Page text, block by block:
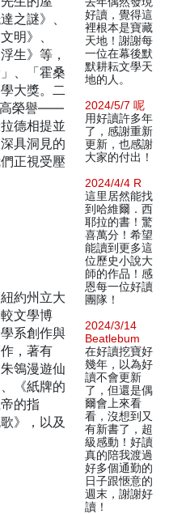
之謎》、
明》、
生》等，
、「霍桑
大獎。二
高榮譽——
德相提並
具洞見的
正視受壓
約州立大
文學博
系創作與
，著有
鴒漫遊仙
《紙牌的
的指
》，以及
好讀，覺得這
裡根本是寶藏
天地！謝謝每
一位在幕後默
默耕耘文學天
地的人。
2024/5/7 呢
用好讀許多年
了，感謝重新
更新，也感謝
大家的付出！
2024/4/4 R
這里居然能找
到哈維爾．西
耶拉的書！驚
喜萬分！希望
能讀到更多這
位歷史小說大
師的作品！感
恩每一位好讀
團隊！
2024/3/14
Beatlebum
在好讀挖寶好
幾年，以為好
讀不會更新
了，但還是偶
爾會上來看
看，沒想到又
有新書了，超
級感動！好讀
真的陪我渡過
好多個通勤的
日子跟愜意的
週末，謝謝好
讀！